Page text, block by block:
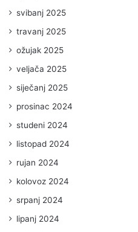
svibanj 2025
travanj 2025
ožujak 2025
veljača 2025
siječanj 2025
prosinac 2024
studeni 2024
listopad 2024
rujan 2024
kolovoz 2024
srpanj 2024
lipanj 2024